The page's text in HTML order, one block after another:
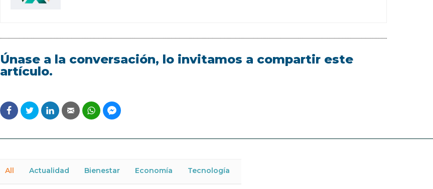
Únase a la conversación, lo invitamos a compartir este
artículo.
All Actualidad Bienestar Economía Tecnología